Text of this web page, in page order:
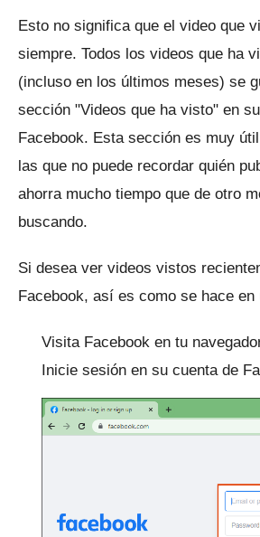
Esto no significa que el video que
siempre. Todos los videos que ha
(incluso en los últimos meses) se
sección "Videos que ha visto" en
Facebook. Esta sección es muy
las que no puede recordar quién
ahorra mucho tiempo que de otro
buscando.
Si desea ver videos vistos
Facebook, así es como se hace en
Visita Facebook en tu
Inicie sesión en su cuenta de